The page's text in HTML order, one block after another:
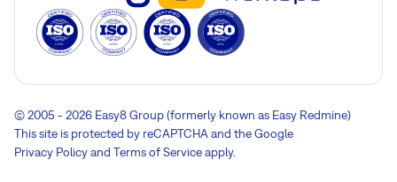
© 2005 - 2026 Easy8 Group (formerly known as Easy Redmine)
This site is protected by reCAPTCHA and the Google
Privacy Policyand Terms of Serviceapply.